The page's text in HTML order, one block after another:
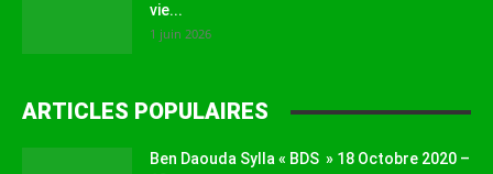
vie...
1 juin 2026
ARTICLES POPULAIRES
Ben Daouda Sylla « BDS » 18 Octobre 2020 –